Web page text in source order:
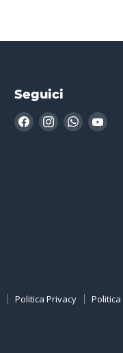
Seguici
TrovaciTrovaciTrovaci
Politica Privacy